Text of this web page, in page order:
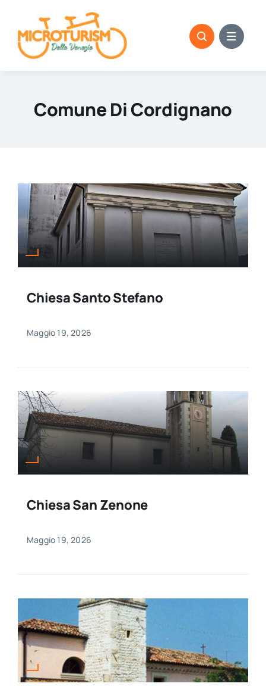
content
Comune Di Cordignano
Chiesa Santo Stefano
Maggio 19, 2026
Chiesa San Zenone
Maggio 19, 2026